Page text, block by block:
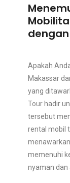
dengan
Apakah
Makassar
yang
Tourhadir
tersebut
rental mobil
memenuhi
nyaman dan